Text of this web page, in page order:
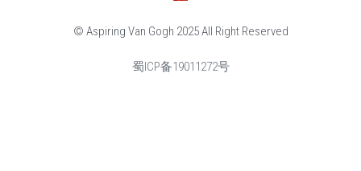
© Aspiring Van Gogh 2025 All Right Reserved
蜀ICP备19011272号